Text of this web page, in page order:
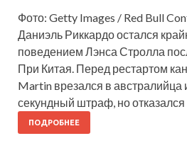
Фото: Getty Images / Red Bull
Даниэль Риккардо остался
поведением Лэнса Стролла
При Китая. Перед рестартом
Martin врезался в австралийца
секундный штраф, но отказался
ПОДРОБНЕЕ